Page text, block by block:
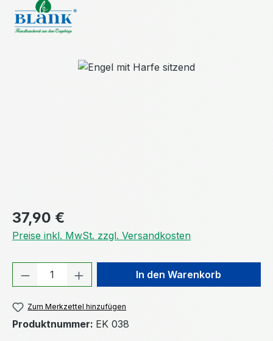
Bildergalerie überspringen
Regulärer Preis:
37,90 €
Preise inkl. MwSt. zzgl. Versandkosten
Produkt Anzahl: Gib denIn den Warenkorb
Zum Merkzettel hinzufügen
Produktnummer: EK 038